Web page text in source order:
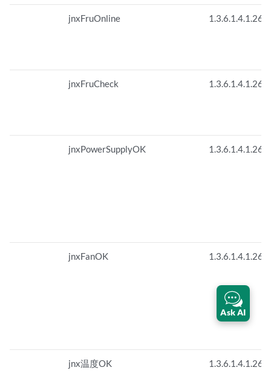
jnxFruOnline
jnxFruCheck
jnxPowerSupplyOK
jnxFanOK
jnx温度OK
Ask AI